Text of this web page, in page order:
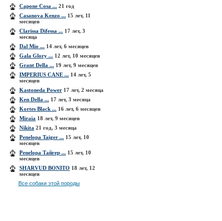
Capone Cosa ... 21 год
Casanova Kenzo ... 15 лет, 11
месяцев
Clarissa Difessa ... 17 лет, 3
месяца
Dal Mio ... 14 лет, 6 месяцев
Gala Glory ... 12 лет, 10 месяцев
Grant Della ... 19 лет, 9 месяцев
IMPERIUS CANE ... 14 лет, 5
месяцев
Kastoneda Power 17 лет, 2 месяца
Ken Della ... 17 лет, 3 месяца
Kortes Black ... 16 лет, 6 месяцев
Miraia 18 лет, 9 месяцев
Nikita 21 год, 3 месяца
Penelopa Taiger ... 15 лет, 10
месяцев
Penelopa Тайгер ... 15 лет, 10
месяцев
SHARVUD BONITO 18 лет, 12
месяцев
Все собаки этой породы